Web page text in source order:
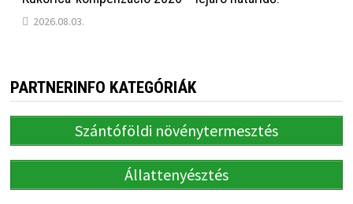
2026.08.03.
PARTNERINFO KATEGÓRIÁK
Szántóföldi növénytermesztés
Állattenyésztés